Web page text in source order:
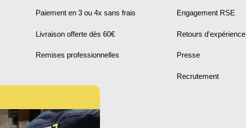
Paiement en 3 ou 4x sans frais
Livraison offerte dès 60€
Remises professionnelles
Engagement RSE
Retours d'expérience
Presse
Recrutement